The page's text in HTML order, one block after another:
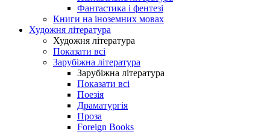
Фантастика і фентезі
Книги на іноземних мовах
Художня література
Художня література
Показати всі
Зарубіжна література
Зарубіжна література
Показати всі
Поезія
Драматургія
Проза
Foreign Books